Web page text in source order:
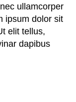
ullamcorper
ipsum dolor sit
elit tellus,
dapibus